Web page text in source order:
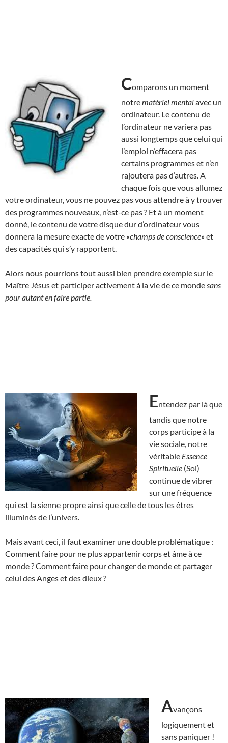
Comparons un moment
notrematériel mentalavec un
ordinateur. Le contenu de
l’ordinateur ne variera pas
aussi longtemps que celui qui
l’emploi n’effacera pas
certains programmes et n’en
rajoutera pas d’autres. A
chaque fois que vous allumez
votre ordinateur, vous ne pouvez pas vous attendre à y trouver
des programmes nouveaux, n’est-ce pas ? Et à un moment
donné, le contenu de votre disque dur d’ordinateur vous
donnera la mesure exacte de votre «champs de conscience» et
des capacités qui s’y rapportent.
Alors nous pourrions tout aussi bien prendre exemple sur le
Maître Jésus et participer activement à la vie de ce monde sans
pour autant en faire partie.
Entendez par là que
tandis que notre
corps participe à la
vie sociale, notre
véritable Essence
Spirituelle (Soi)
continue de vibrer
sur une fréquence
qui est la sienne propre ainsi que celle de tous les êtres
illuminés de l’univers.
Mais avant ceci, il faut examiner une double problématique :
Comment faire pour ne plus appartenir corps et âme à ce
monde ? Comment faire pour changer de monde et partager
celui des Anges et des dieux ?
Avançons
logiquement et
sans paniquer !